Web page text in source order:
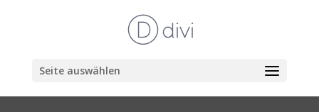
Seite auswählen